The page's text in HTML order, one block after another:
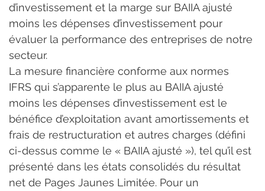
d’investissement et la marge sur BAIIA ajusté
moins les dépenses d’investissement pour
évaluer la performance des entreprises de notre
secteur.
La mesure financière conforme aux normes
IFRS qui s’apparente le plus au BAIIA ajusté
moins les dépenses d’investissement est le
bénéfice d’exploitation avant amortissements et
frais de restructuration et autres charges (défini
ci-dessus comme le « BAIIA ajusté »), tel qu’il est
présenté dans les états consolidés du résultat
net de Pages Jaunes Limitée. Pour un